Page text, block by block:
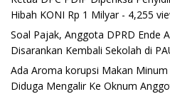
Hibah KONI Rp 1 Milyar- 4,255
Soal Pajak, Anggota DPRD Ende
Disarankan Kembali Sekolah di
Ada Aroma korupsi Makan
Diduga Mengalir Ke Oknum